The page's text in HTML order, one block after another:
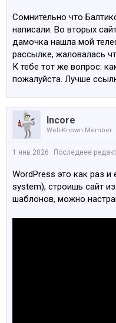
Сомнительно что
написали. Во вторых
дамочка нашла мой
рассылке, жаловалась
К тебе тот же вопрос:
пожалуйста. Лучше
Incore
Well-Known Member
1 янв 2026 Последнее
WordPress это как раз
system), строишь сайт
шаблонов, можно